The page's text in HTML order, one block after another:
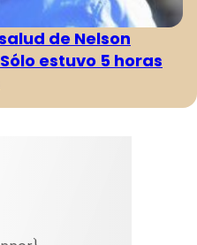
de Nelson
estuvo 5 horas